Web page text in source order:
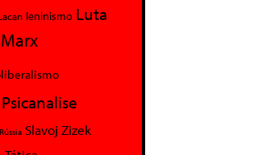
leninismo Luta
Marx
Psicanalise
Rússia Slavoj Zizek